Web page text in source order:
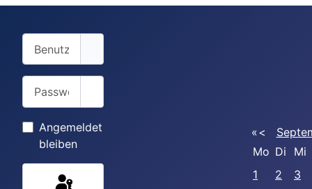
Angemeldet
bleiben
«<
Mo Di
Mi
1
2
3